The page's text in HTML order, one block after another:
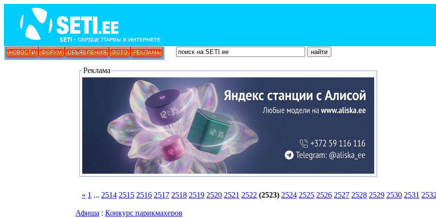
Реклама
« 1 ... 2514 2515 2516 2517 2518 2519 2520 2521 2522 (2523) 2524 2525 2526 2527 2528 2529 2530 2531 2532
Афиша : Конкурс парикмахеров